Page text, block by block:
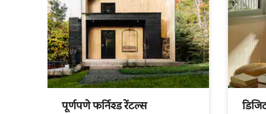
पूर्णपणे फर्निश्ड रेंटल्स